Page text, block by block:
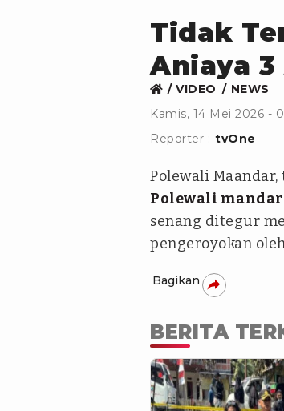
Tidak
Aniaya
VIDEO
NEWS
Kamis, 14 Mei 2026 -
Reporter : tvOne
Polewali Maandar,
Polewali mandar
senang ditegur
pengeroyokan
Bagikan
BERITA